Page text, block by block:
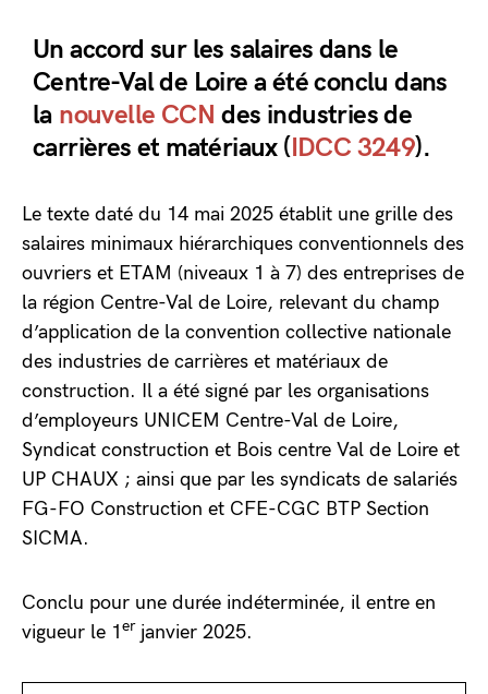
Un accord sur les salaires dans le
Centre-Val de Loire a été conclu dans
la nouvelle CCNdes industries de
carrières et matériaux (IDCC 3249).
Le texte daté du 14 mai 2025 établit une grille des
salaires minimaux hiérarchiques conventionnels des
ouvriers et ETAM (niveaux 1 à 7) des entreprises de
la région Centre-Val de Loire, relevant du champ
d’application de la convention collective nationale
des industries de carrières et matériaux de
construction. Il a été signé par les organisations
d’employeurs UNICEM Centre-Val de Loire,
Syndicat construction et Bois centre Val de Loire et
UP CHAUX ; ainsi que par les syndicats de salariés
FG-FO Construction et CFE-CGC BTP Section
SICMA.
Conclu pour une durée indéterminée, il entre en
vigueur le 1 er janvier 2025.